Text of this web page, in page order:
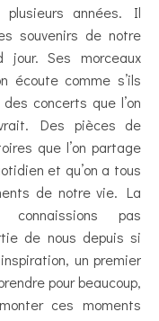
plusieurs années. Il
souvenirs de notre
jour. Ses morceaux
écoute comme s’ils
concerts que l’on
Des pièces de
que l’on partage
et qu’on a tous
de notre vie. La
pas
de nous depuis si
un premier
pour beaucoup,
ces moments